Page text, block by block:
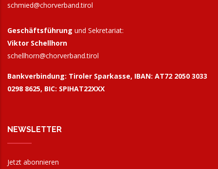
schmied@chorverband.tirol
Geschäftsführung und Sekretariat:
Viktor Schellhorn
schellhorn@chorverband.tirol
Bankverbindung: Tiroler Sparkasse, IBAN: AT72 2050 3033
0298 8625, BIC: SPIHAT22XXX
NEWSLETTER
Jetzt abonnieren